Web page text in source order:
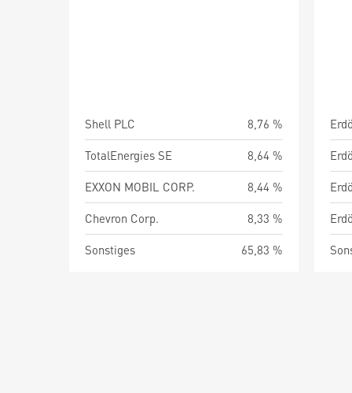
Shell PLC
8,76 %
TotalEnergies SE
8,64 %
EXXON MOBIL CORP.
8,44 %
Chevron Corp.
8,33 %
Sonstiges
65,83 %